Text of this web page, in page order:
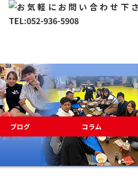
ブログ コラム